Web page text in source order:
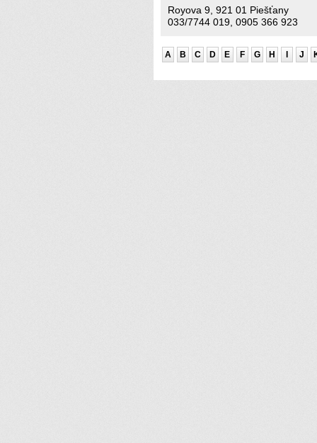
Royova 9, 921 01 Piešťany
033/7744 019, 0905 366 923
A B C D E F G H I J